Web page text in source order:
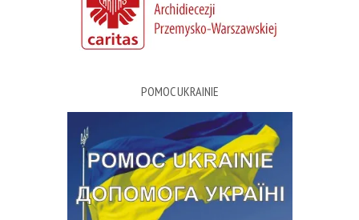
POMOC UKRAINIE